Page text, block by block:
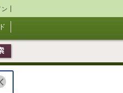
ン